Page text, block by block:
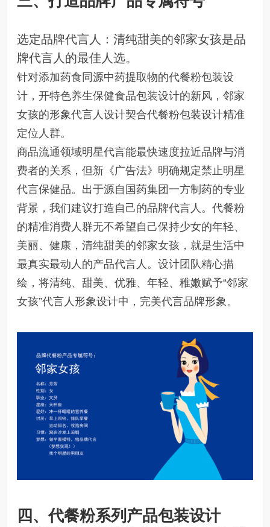
选定品牌代言人：清纯甜美的邻家女孩是品
牌代言人的最佳人选。
针对添加药食同源中药提取物的代餐粉包装设
计，开特色养生保健食品包装设计的新风，邻家
女孩的形象代言人设计契合代餐粉包装设计精准
定位人群。
商品流通领域明星代言能最快速度拉近品牌与消
费者的关系，但新《广告法》明确规定禁止明星
代言保健品。出于源自国药集团一方制药的专业
背景，我们建议打造自己的品牌代言人。代餐粉
的精准消费人群无不希望自己保持少女的年轻、
美丽、健康，清纯甜美的邻家女孩，就是生活中
最真实最动人的产品代言人。设计团队精心描
绘，将清纯、甜美、优雅、年轻、稚嫩赋予“邻家
女孩”代言人形象设计中，完美代言品牌形象。
四、代餐粉系列 产品包装设计